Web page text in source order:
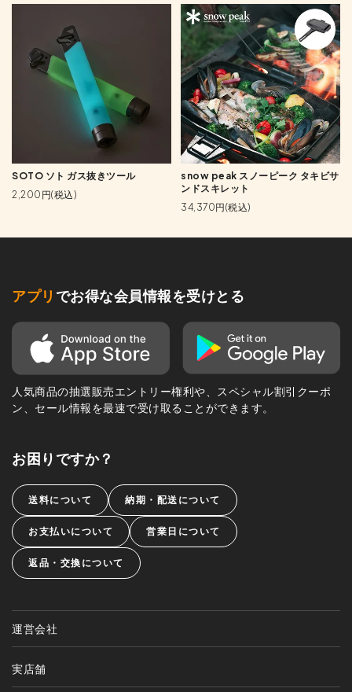
SOTO ソト ガス抜きツール
2,200円(税込)
snow peak スノーピーク タキビサ
ンドスキレット
34,370円(税込)
アプリ でお得な会員情報を受けとる
人気商品の抽選販売エントリー権利や、スペシャル割引クーポ
ン、セール情報を最速で受け取ることができます。
お困りですか？
送料について 納期・配送について
お支払いについて 営業日について
返品・交換について
運営会社
実店舗